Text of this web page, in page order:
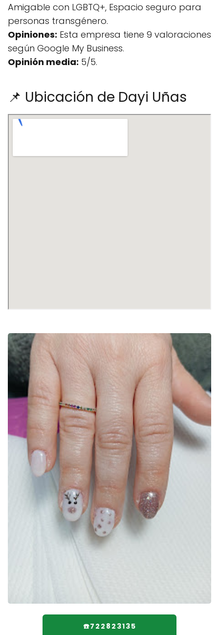
Amigable con LGBTQ+, Espacio seguro para
personas transgénero.
Opiniones: Esta empresa tiene 9 valoraciones
según Google My Business.
Opinión media: 5/5.
📌 Ubicación de Dayi Uñas
☎️722823135